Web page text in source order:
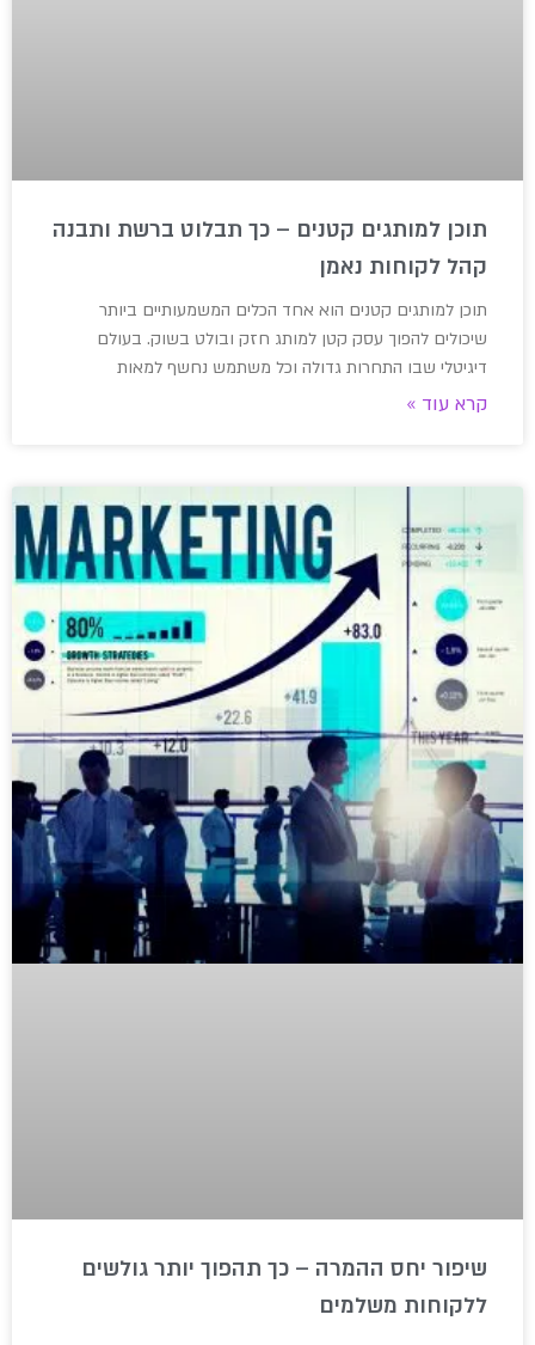
תוכן למותגים קטנים – כך תבלוט ברשת ותבנה
קהל לקוחות נאמן
תוכן למותגים קטנים הוא אחד הכלים המשמעותיים ביותר
שיכולים להפוך עסק קטן למותג חזק ובולט בשוק. בעולם
דיגיטלי שבו התחרות גדולה וכל משתמש נחשף למאות
קרא עוד »
שיפור יחס ההמרה – כך תהפוך יותר גולשים
ללקוחות משלמים